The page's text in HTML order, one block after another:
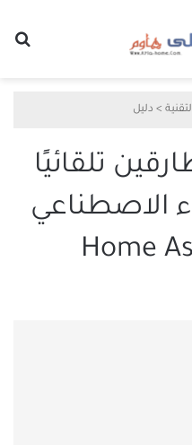
> دليل
تلقائيًا
الاصطناعي